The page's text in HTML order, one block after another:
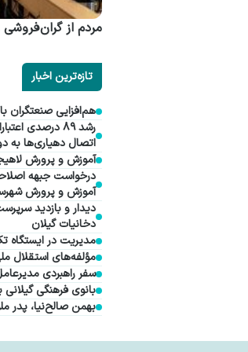
مردم از گران
تازه‌ترین اخبار
هم‌افزایی صنعتگران
رشد ۸۹ درصدی
اتصال دهیاری‌ها به
آموزش و پرورش
درخواست جبهه
آموزش و پرورش
دیدار و بازدید
دخانیات گیلان
مدیریت در ایستگاه
مؤلفه‌های استقلال
سفر راهبردی
بانوی فرهنگی
بهمن صالح‌نیا، پدر